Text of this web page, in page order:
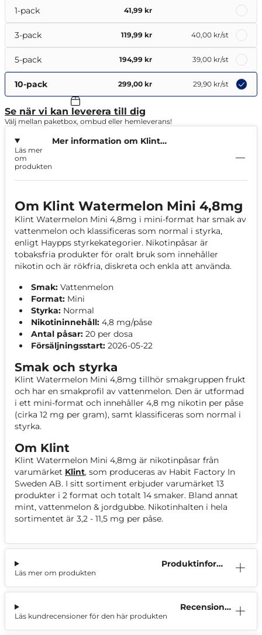
1-pack 41,99 kr
3-pack 119,99 kr 40,00 kr/st
5-pack 194,99 kr 39,00 kr/st
10-pack 299,00 kr 29,90 kr/st
Se när vi kan leverera till dig
Välj mellan paketbox, ombud eller hemleverans!
Mer information om Klint
Läs mer
om
produkten
Om Klint Watermelon Mini 4,8mg
Klint Watermelon Mini 4,8mg i mini-format har smak av
vattenmelon och klassificeras som normal i styrka,
enligt Haypps styrkekategorier. Nikotinpåsar är
tobaksfria produkter för oralt bruk som innehåller
nikotin och är rökfria, diskreta och enkla att använda.
Smak: Vattenmelon
Format: Mini
Styrka: Normal
Nikotininnehåll: 4,8 mg/påse
Antal påsar: 20 per dosa
Försäljningsstart: 2026-05-22
Smak och styrka
Klint Watermelon Mini 4,8mg tillhör smakgruppen frukt
och har en smakprofil av vattenmelon. Den är utformad
i ett mini-format och innehåller 4,8 mg nikotin per påse
(cirka 12 mg per gram), samt klassificeras som normal i
styrka.
Om Klint
Klint Watermelon Mini 4,8mg är nikotinpåsar från
varumärket Klint, som produceras av Habit Factory In
Sweden AB. I sitt sortiment erbjuder varumärket 13
produkter i 2 format och totalt 14 smaker. Bland annat
mint, vattenmelon & jordgubbe. Nikotinhalten i hela
sortimentet är 3,2 - 11,5 mg per påse.
Produktinform
Läs mer om produkten
Recensioner
Läs kundrecensioner för den här produkten